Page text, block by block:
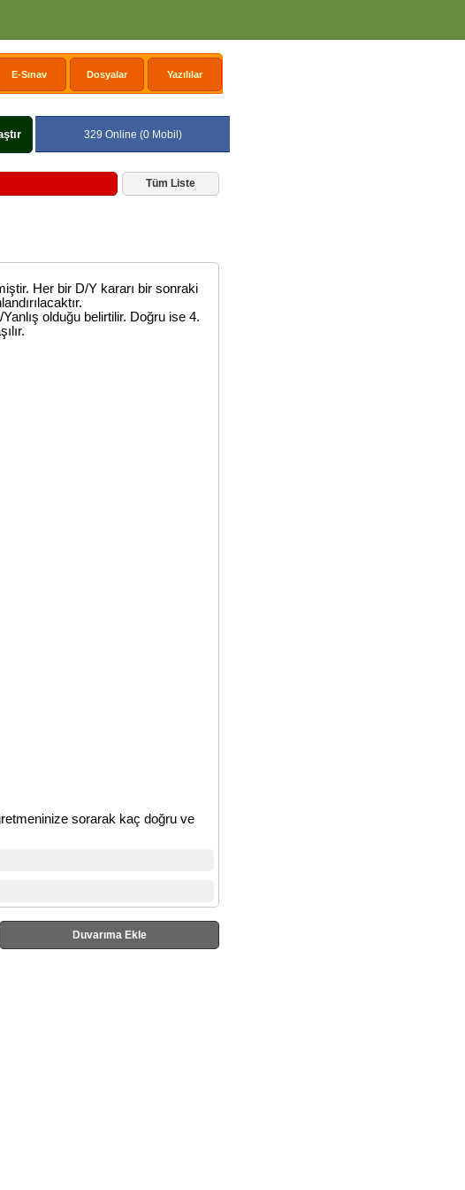
E-Sınav Dosyalar Yazılılar
329 Online (0 Mobil)
Tüm Liste
Her bir D/Y kararı bir sonraki
olduğu belirtilir. Doğru ise 4.
sorarak kaç doğru ve
Duvarıma Ekle